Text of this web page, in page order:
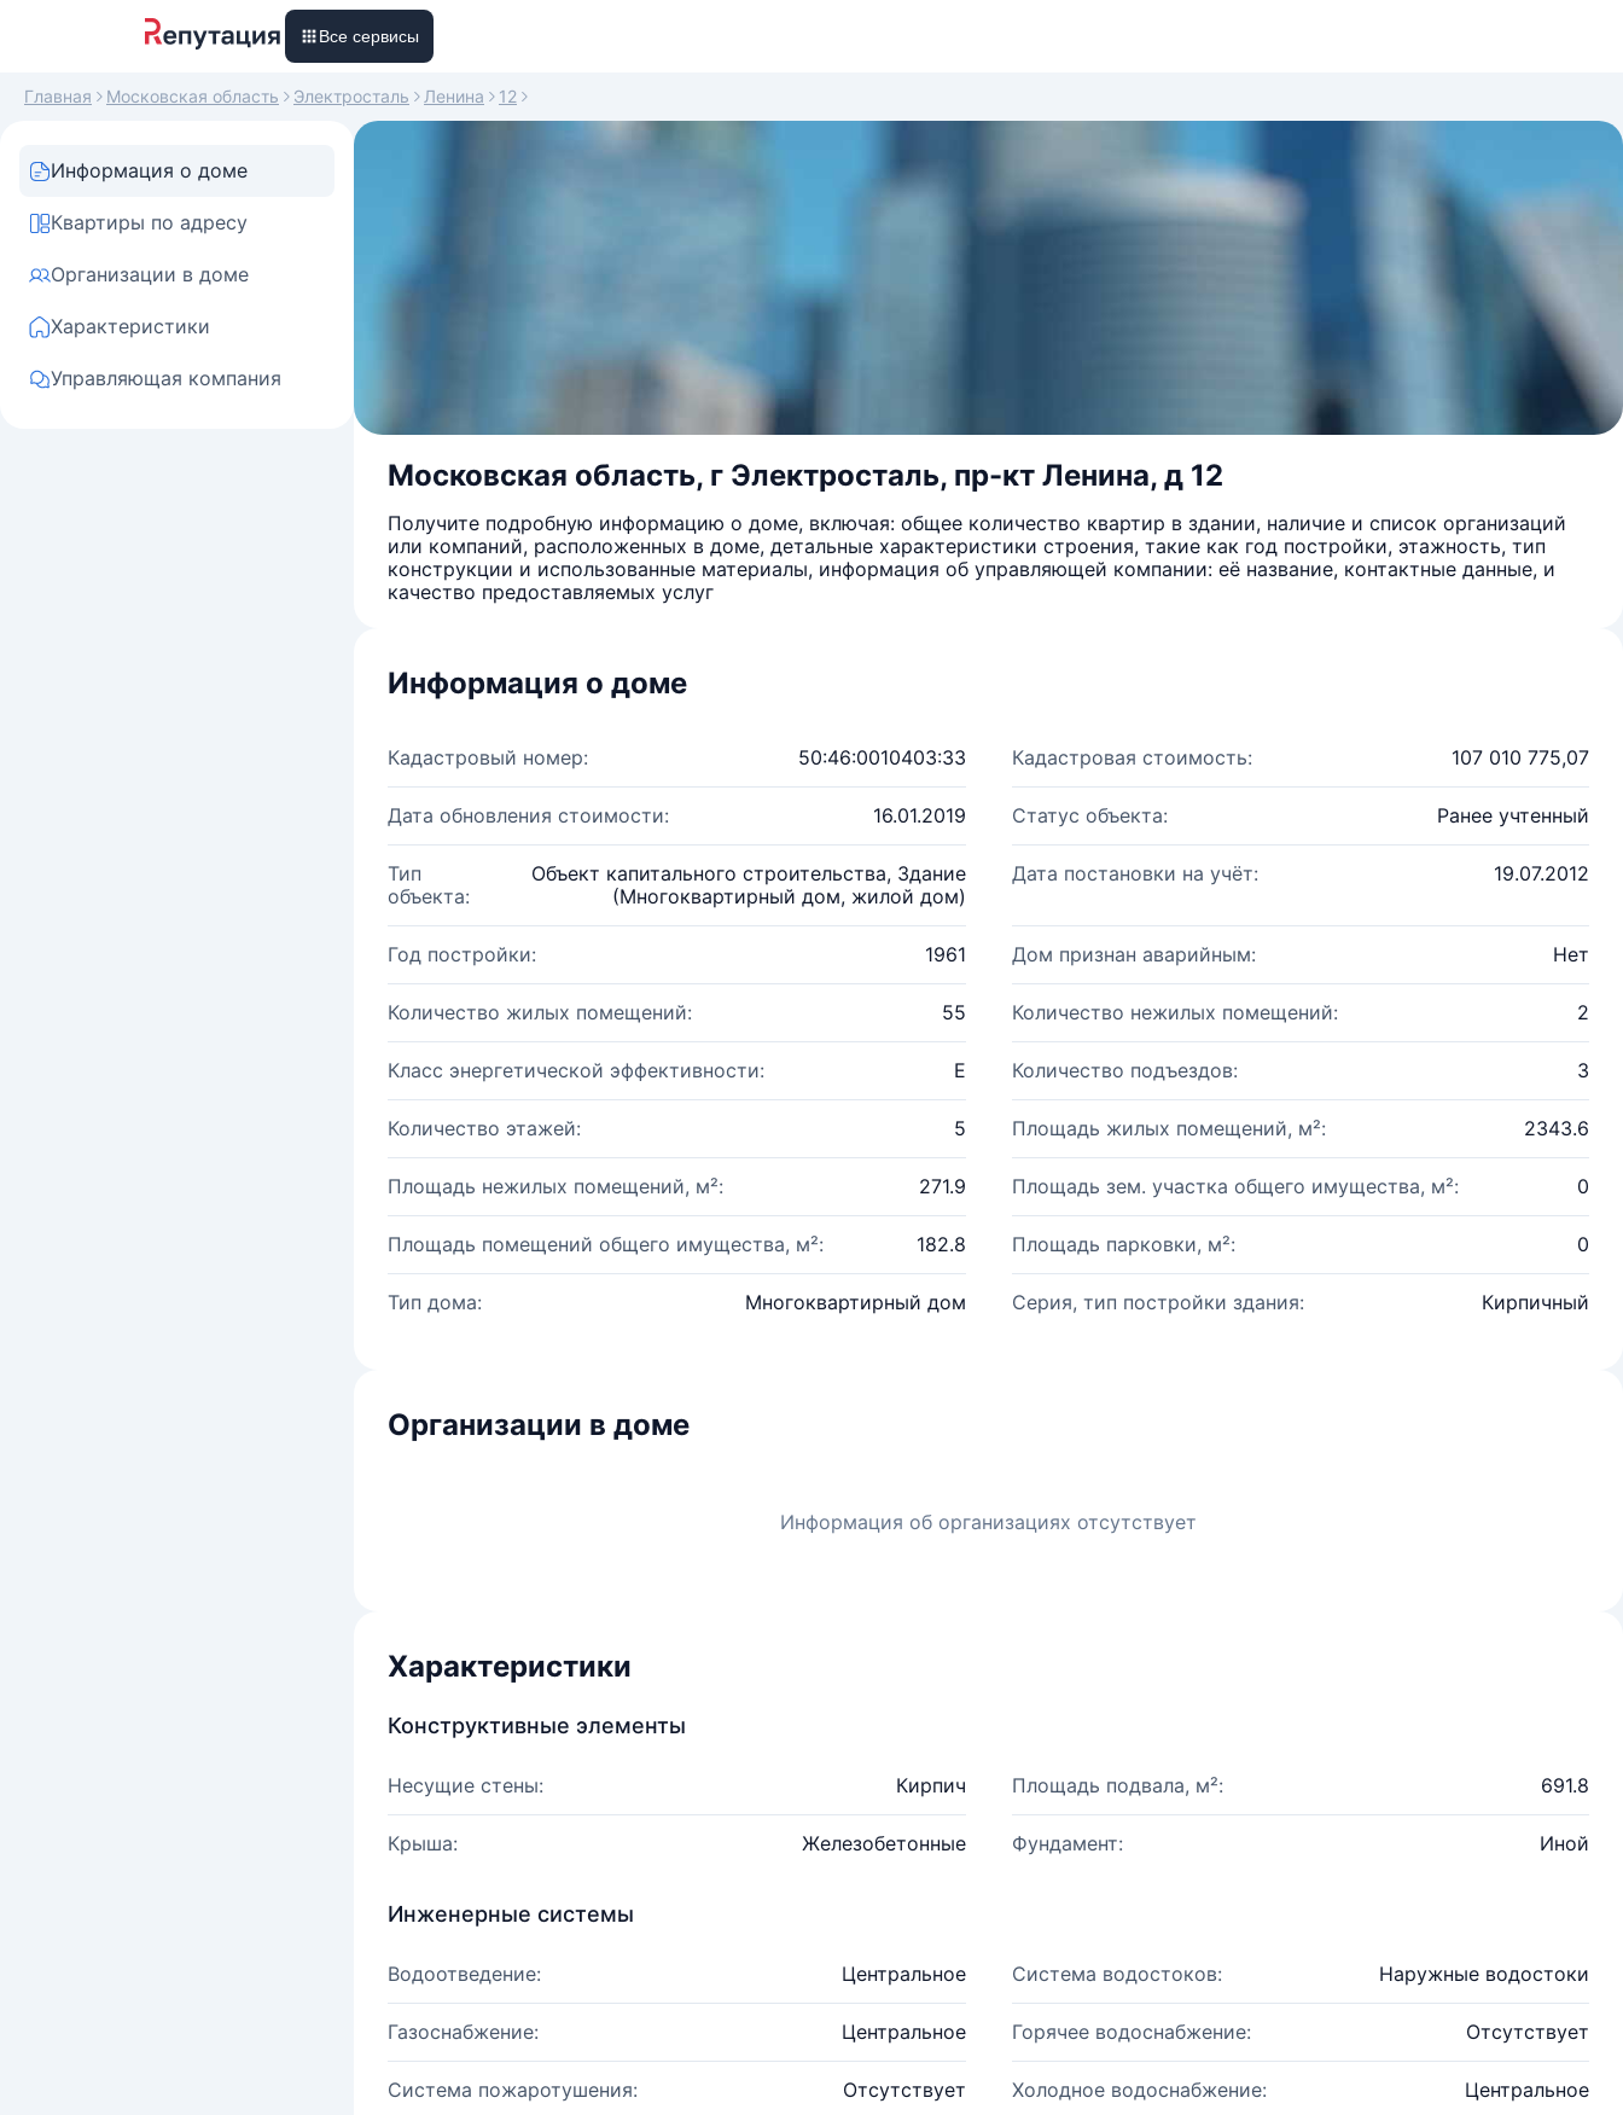
Все сервисы
Главная Московская область Электросталь Ленина 12
Информация о доме
Квартиры по адресу
Организации в доме
Характеристики
Управляющая компания
Московская область, г Электросталь, пр-кт Ленина, д 12
Получите подробную информацию о доме, включая: общее количество квартир в здании, наличие и список организаций
или компаний, расположенных в доме, детальные характеристики строения, такие как год постройки, этажность, тип
конструкции и использованные материалы, информация об управляющей компании: её название, контактные данные, и
качество предоставляемых услуг
Информация о доме
Кадастровый номер: 50:46:0010403:33 Кадастровая стоимость: 107 010 775,07
Дата обновления стоимости: 16.01.2019 Статус объекта: Ранее учтенный
Тип
объекта:
Объект капитального строительства, Здание
(Многоквартирный дом, жилой дом)
Дата постановки на учёт: 19.07.2012
Год постройки: 1961 Дом признан аварийным: Нет
Количество жилых помещений: 55 Количество нежилых помещений: 2
Класс энергетической эффективности: E Количество подъездов: 3
Количество этажей: 5 Площадь жилых помещений, м²: 2343.6
Площадь нежилых помещений, м²: 271.9 Площадь зем. участка общего имущества, м²: 0
Площадь помещений общего имущества, м²: 182.8 Площадь парковки, м²: 0
Тип дома: Многоквартирный дом Серия, тип постройки здания: Кирпичный
Организации в доме
Информация об организациях отсутствует
Характеристики
Конструктивные элементы
Несущие стены: Кирпич Площадь подвала, м²: 691.8
Крыша: Железобетонные Фундамент: Иной
Инженерные системы
Водоотведение: Центральное Система водостоков: Наружные водостоки
Газоснабжение: Центральное Горячее водоснабжение: Отсутствует
Система пожаротушения: Отсутствует Холодное водоснабжение: Центральное